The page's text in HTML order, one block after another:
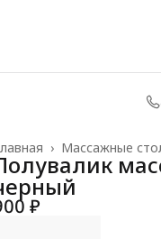
Массажные
›
₽